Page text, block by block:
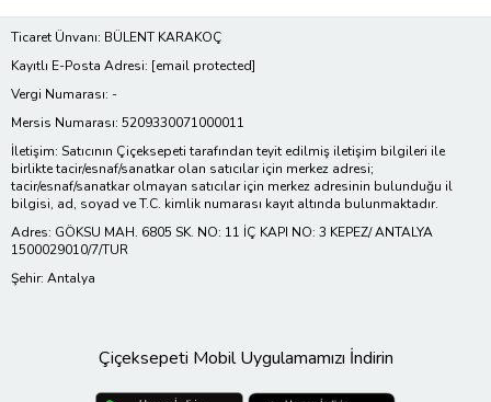
Ticaret Ünvanı: BÜLENT KARAKOÇ
Kayıtlı E-Posta Adresi: [email protected]
Vergi Numarası: -
Mersis Numarası: 5209330071000011
İletişim: Satıcının Çiçeksepeti tarafından teyit edilmiş iletişim bilgileri ile
birlikte tacir/esnaf/sanatkar olan satıcılar için merkez adresi;
tacir/esnaf/sanatkar olmayan satıcılar için merkez adresinin bulunduğu il
bilgisi, ad, soyad ve T.C. kimlik numarası kayıt altında bulunmaktadır.
Adres: GÖKSU MAH. 6805 SK. NO: 11 İÇ KAPI NO: 3 KEPEZ/ ANTALYA
1500029010/7/TUR
Şehir: Antalya
Çiçeksepeti Mobil Uygulamamızı İndirin